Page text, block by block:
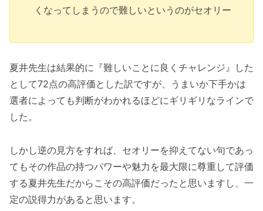
くなってしまうので難しいというのがセオリー
夏井先生は結果的に『難しいことに良くチャレンジ』した
として72点の高評価とした訳ですが、うまいか下手かは
選者によっても判断がわかれるほどにギリギリなラインで
した。
しかし逆の見方をすれば、セオリーを抑えてない句であっ
てもその作品の持つパワーや魅力を最大限に尊重して評価
する夏井先生だからこその高評価だったと思いますし、一
定の説得力があると思います。